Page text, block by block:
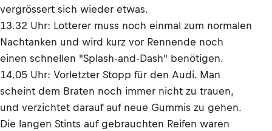
vergrössert sich wieder etwas.
13.32 Uhr: Lotterer muss noch einmal zum normalen
Nachtanken und wird kurz vor Rennende noch
einen schnellen "Splash-and-Dash" benötigen.
14.05 Uhr: Vorletzter Stopp für den Audi. Man
scheint dem Braten noch immer nicht zu trauen,
und verzichtet darauf auf neue Gummis zu gehen.
Die langen Stints auf gebrauchten Reifen waren